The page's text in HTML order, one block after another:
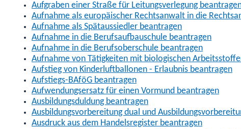
Aufgraben einer Straße für Leitungsverlegung
Aufnahme als europäischer Rechtsanwalt in die
Aufnahme als Spätaussiedler beantragen
Aufnahme in die Berufsaufbauschule beantragen
Aufnahme in die Berufsoberschule beantragen
Aufnahme von Tätigkeiten mit biologischen
Aufstieg von Kinderluftballonen - Erlaubnis beantragen
Aufstiegs-BAföG beantragen
Aufwendungsersatz für einen Vormund beantragen
Ausbildungsduldung beantragen
Ausbildungsvorbereitung dual und
Ausdruck aus dem Handelsregister beantragen